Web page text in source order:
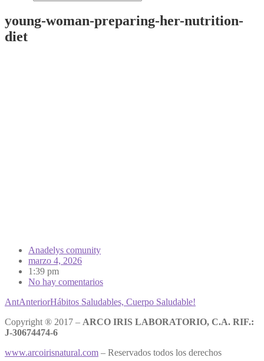
young-woman-preparing-her-nutrition-
diet
Anadelys comunity
marzo 4, 2026
1:39 pm
No hay comentarios
AntAnteriorHábitos Saludables, Cuerpo Saludable!
Copyright ® 2017 – ARCO IRIS LABORATORIO, C.A. RIF.:
J-30674474-6
www.arcoirisnatural.com – Reservados todos los derechos